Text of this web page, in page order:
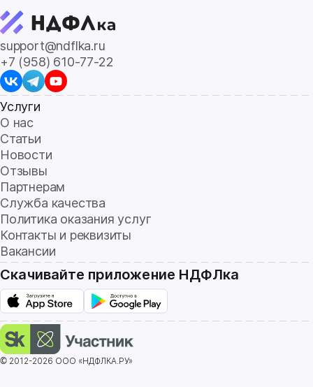
support@ndflka.ru
+7 (958) 610-77-22
Услуги
О нас
Статьи
Новости
Отзывы
Партнерам
Служба качества
Политика оказания услуг
Контакты и реквизиты
Вакансии
Скачивайте приложение НДФЛка
© 2012-2026 ООО «НДФЛКА.РУ»